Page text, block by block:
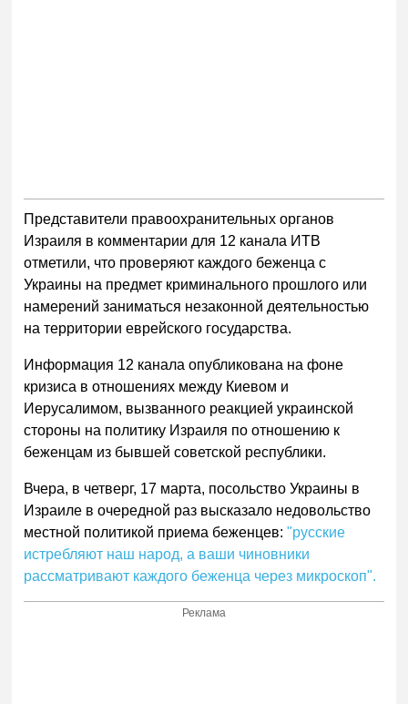
Представители правоохранительных органов
Израиля в комментарии для 12 канала ИТВ
отметили, что проверяют каждого беженца с
Украины на предмет криминального прошлого или
намерений заниматься незаконной деятельностью
на территории еврейского государства.
Информация 12 канала опубликована на фоне
кризиса в отношениях между Киевом и
Иерусалимом, вызванного реакцией украинской
стороны на политику Израиля по отношению к
беженцам из бывшей советской республики.
Вчера, в четверг, 17 марта, посольство Украины в
Израиле в очередной раз высказало недовольство
местной политикой приема беженцев:"русские
истребляют наш народ, а ваши чиновники
рассматривают каждого беженца через микроскоп".
Реклама